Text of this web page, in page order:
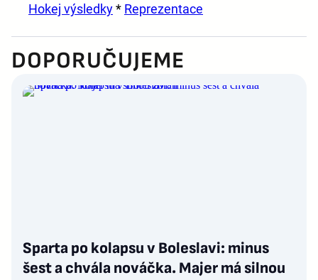
Hokej výsledky* Reprezentace
DOPORUČUJEME
Sparta po kolapsu v Boleslavi: minus
šest a chvála nováčka. Majer má silnou